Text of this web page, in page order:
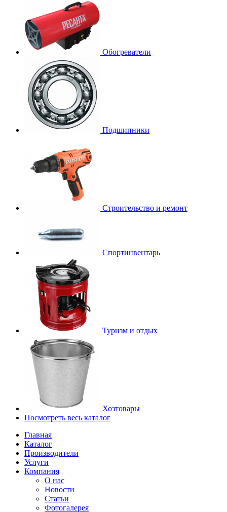
Обогреватели
Подшипники
Строительство и ремонт
Спортинвентарь
Туризм и отдых
Хозтовары
Посмотреть весь каталог
Главная
Каталог
Производители
Услуги
Компания
О нас
Новости
Статьи
Фотогалерея